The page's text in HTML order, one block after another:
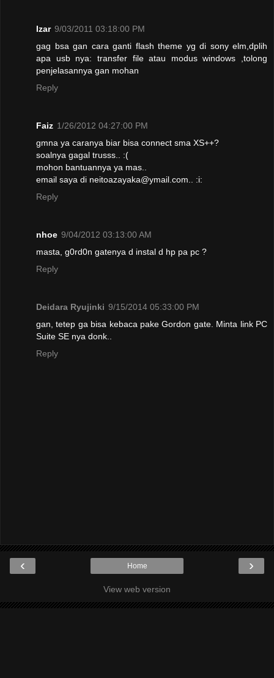
Izar 9/03/2011 03:18:00 PM
gag bsa gan cara ganti flash theme yg di sony elm,dplih
apa usb nya: transfer file atau modus windows ,tolong
penjelasannya gan mohan
Reply
Faiz 1/26/2012 04:27:00 PM
gmna ya caranya biar bisa connect sma XS++?
soalnya gagal trusss.. :(
mohon bantuannya ya mas..
email saya di neitoazayaka@ymail.com.. :i:
Reply
nhoe 9/04/2012 03:13:00 AM
masta, g0rd0n gatenya d instal d hp pa pc ?
Reply
Deidara Ryujinki 9/15/2014 05:33:00 PM
gan, tetep ga bisa kebaca pake Gordon gate. Minta link PC
Suite SE nya donk..
Reply
‹ ›
Home
View web version